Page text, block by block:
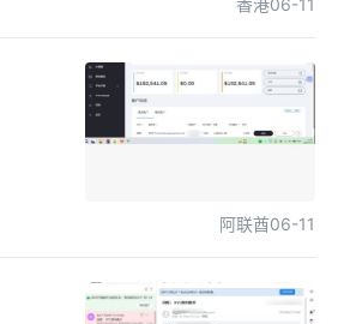
香港06-11
阿联酋06-11